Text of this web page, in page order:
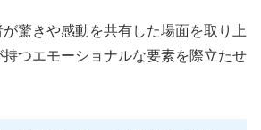
驚きや感動を共有した場面を取り上
つエモーショナルな要素を際立たせ